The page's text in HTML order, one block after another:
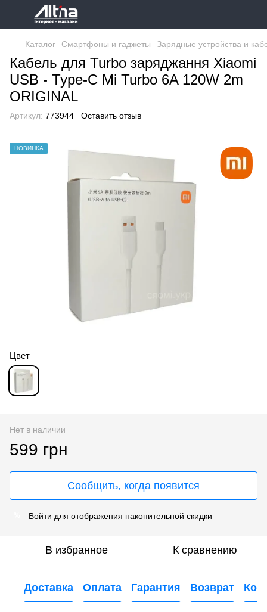
Каталог Смартфоны и гаджеты Зарядные устройства и
Кабель для Turbo заряджання Xiaomi
USB - Type-C Mi Turbo 6A 120W 2m
ORIGINAL
Артикул: 773944 Оставить отзыв
НОВИНКА
Цвет
Нет в наличии
599 грн
Сообщить, когда появится
Войти для отображения накопительной скидки
В избранное К сравнению
Доставка Оплата Гарантия Возврат